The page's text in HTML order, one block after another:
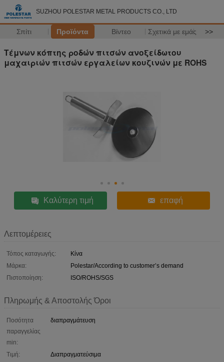
SUZHOU POLESTAR METAL PRODUCTS CO., LTD
Σπίτι Προϊόντα Βίντεο Σχετικά με εμάς >>
Τέμνων κόπτης ροδών πιτσών ανοξείδωτου
μαχαιριών πιτσών εργαλείων κουζινών με ROHS
Καλύτερη τιμή επαφή
Λεπτομέρειες
Τόπος καταγωγής:
Κίνα
Μάρκα:
Polestar/According to customer’s demand
Πιστοποίηση:
ISO/ROHS/SGS
Πληρωμής & Αποστολής Όροι
Ποσότητα
παραγγελίας
min:
διαπραγμάτευση
Τιμή:
Διαπραγματεύσιμα